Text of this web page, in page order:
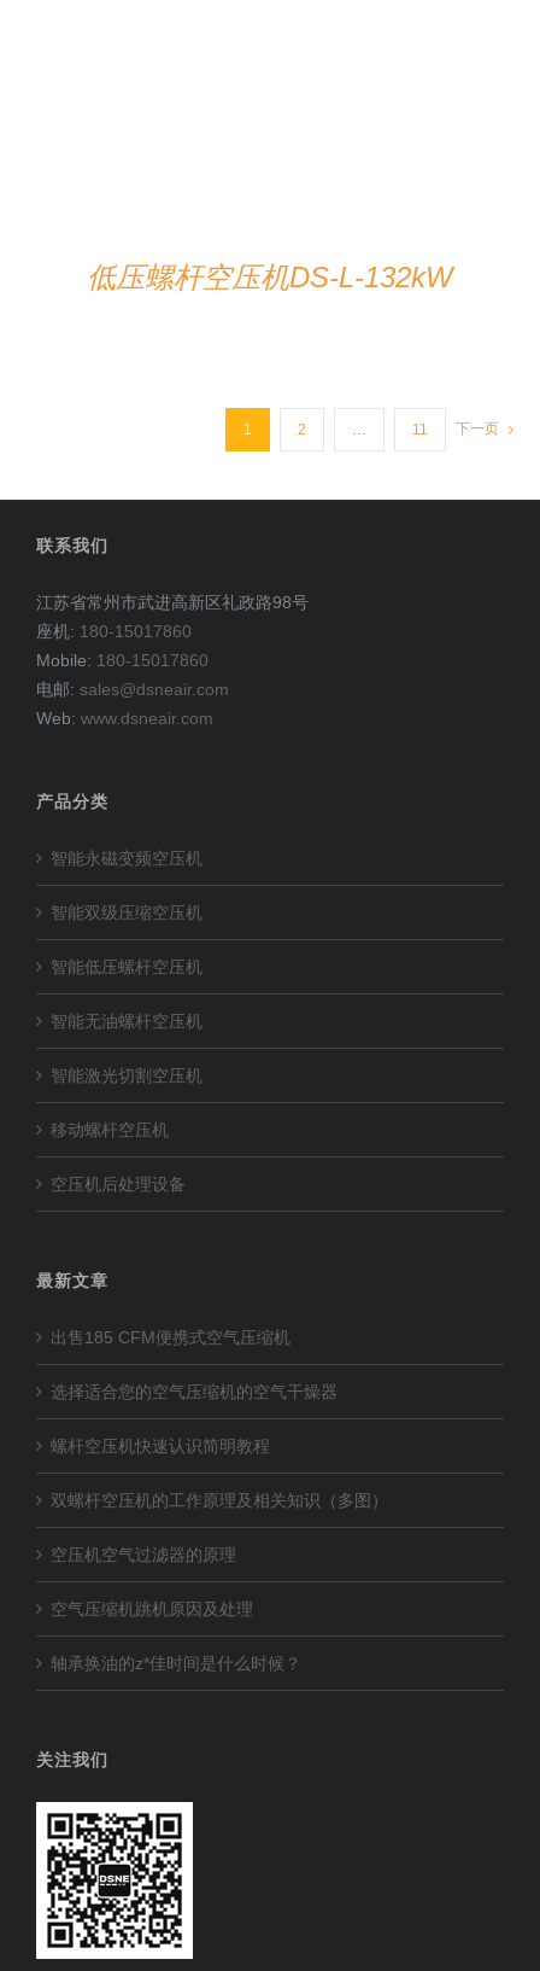
低压螺杆空压机DS-L-132kW
1 2 … 11 下一页
联系我们
江苏省常州市武进高新区礼政路98号
座机: 180-15017860
Mobile: 180-15017860
电邮: sales@dsneair.com
Web: www.dsneair.com
产品分类
智能永磁变频空压机
智能双级压缩空压机
智能低压螺杆空压机
智能无油螺杆空压机
智能激光切割空压机
移动螺杆空压机
空压机后处理设备
最新文章
出售185 CFM便携式空气压缩机
选择适合您的空气压缩机的空气干燥器
螺杆空压机快速认识简明教程
双螺杆空压机的工作原理及相关知识（多图）
空压机空气过滤器的原理
空气压缩机跳机原因及处理
轴承换油的z*佳时间是什么时候？
关注我们